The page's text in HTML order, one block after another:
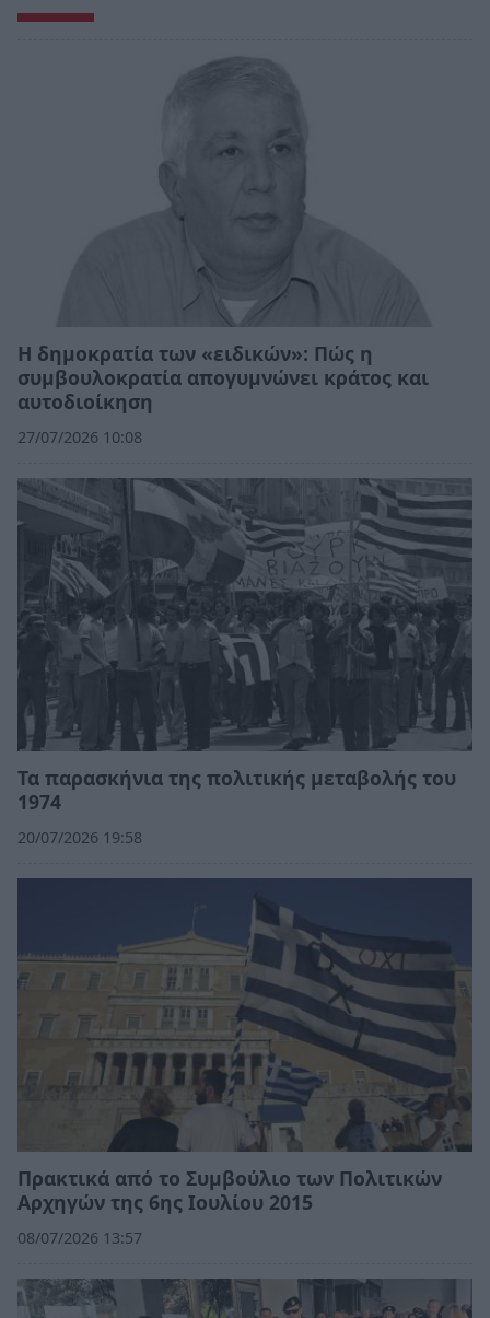
Η δημοκρατία των «ειδικών»: Πώς η
συμβουλοκρατία απογυμνώνει κράτος και
αυτοδιοίκηση
27/07/2026 10:08
Τα παρασκήνια της πολιτικής μεταβολής του
1974
20/07/2026 19:58
Πρακτικά από το Συμβούλιο των Πολιτικών
Αρχηγών της 6ης Ιουλίου 2015
08/07/2026 13:57